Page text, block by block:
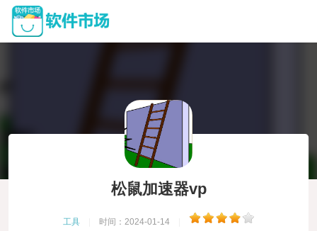
松鼠加速器vp
工具 时间：2024-01-14